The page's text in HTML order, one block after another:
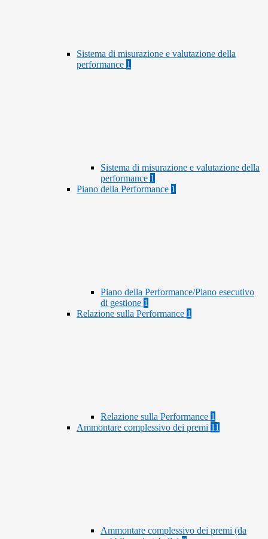
Sistema di misurazione e valutazione della
performance 1
Sistema di misurazione e valutazione della
performance 1
Piano della Performance 1
Piano della Performance/Piano esecutivo
di gestione 1
Relazione sulla Performance 1
Relazione sulla Performance 1
Ammontare complessivo dei premi 11
Ammontare complessivo dei premi (da